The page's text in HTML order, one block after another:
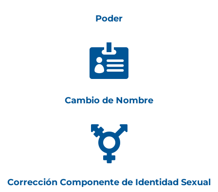
Poder

Cambio de Nombre

Corrección Componente de Identidad Sexual